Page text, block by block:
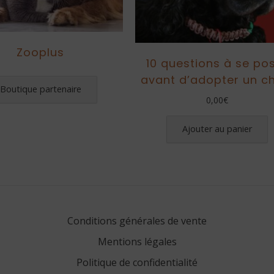
Zooplus
Boutique partenaire
10 questions à se
avant d’adopter un
0,00€
Ajouter au panier
Conditions générales de vente
Mentions légales
Politique de confidentialité